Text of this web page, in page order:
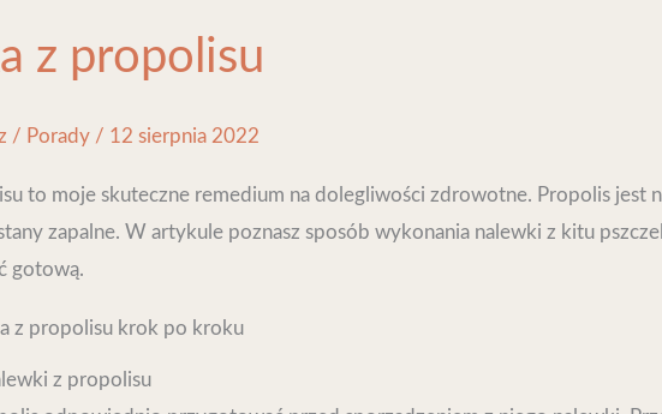
z propolisu
/ Porady / 12 sierpnia 2022
to moje skuteczne remedium na dolegliwości zdrowotne. Propolis jest
zapalne. W artykule poznasz sposób wykonania nalewki z kitu
gotową.
z propolisu krok po kroku
z propolisu